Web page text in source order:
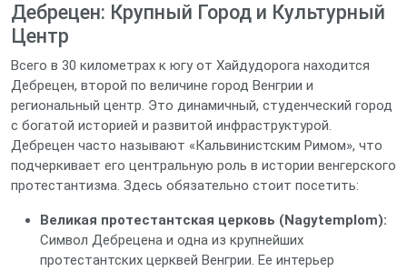
Дебрецен: Крупный Город и Культурный
Центр
Всего в 30 километрах к югу от Хайдудорога находится
Дебрецен, второй по величине город Венгрии и
региональный центр. Это динамичный, студенческий город
с богатой историей и развитой инфраструктурой.
Дебрецен часто называют «Кальвинистским Римом», что
подчеркивает его центральную роль в истории венгерского
протестантизма. Здесь обязательно стоит посетить:
Великая протестантская церковь (Nagytemplom):
Символ Дебрецена и одна из крупнейших
протестантских церквей Венгрии. Ее интерьер